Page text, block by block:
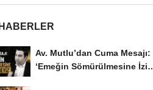
Av. Mutlu’dan Cuma Mesajı:
‘Emeğin Sömürülmesine İzin